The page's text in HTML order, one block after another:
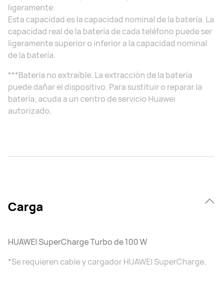
ligeramente.
Esta capacidad es la capacidad nominal de la batería. La
capacidad real de la batería de cada teléfono puede ser
ligeramente superior o inferior a la capacidad nominal
de la batería.
***Batería no extraíble. La extracción de la batería
puede dañar el dispositivo. Para sustituir o reparar la
batería, acuda a un centro de servicio Huawei
autorizado.
Carga
HUAWEI SuperCharge Turbo de 100 W
*Se requieren cable y cargador HUAWEI SuperCharge.